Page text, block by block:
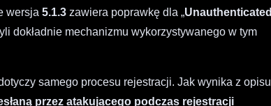
wersja5.1.3 zawiera poprawkę dla „Unauthenticated
dokładnie mechanizmu wykorzystywanego w tym
samego procesu rejestracji. Jak wynika z opisu
przez atakującego podczas rejestracji